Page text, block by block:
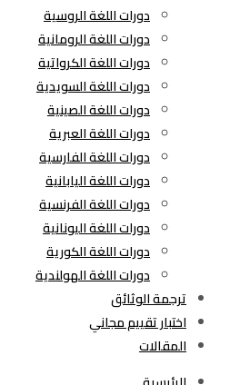
دورات اللغة الروسية
دورات اللغة الرومانية
دورات اللغة الكرواتية
دورات اللغة السويدية
دورات اللغة الصينية
دورات اللغة العبرية
دورات اللغة الفارسية
دورات اللغة اليابانية
دورات اللغة الفرنسية
دورات اللغة اليونانية
دورات اللغة الكورية
دورات اللغة الهولندية
ترجمة الوثائق
اختبار تقييم مجاني
المقالات